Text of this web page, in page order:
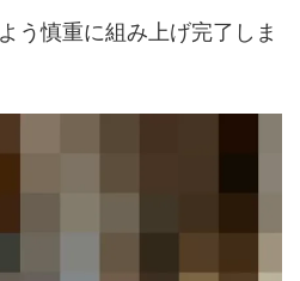
う慎重に組み上げ完了しま